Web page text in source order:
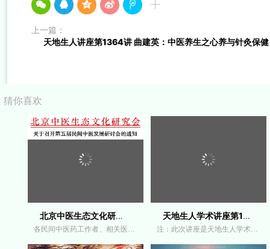
上一篇：
天地生人讲座第1364讲 曲建英：中医养生之心养与针灸保健
猜你喜欢
北京中医生态文化研究会：关于召开第五
各民间中医药工作者、相关医疗机构、中医药健
天地生人学术讲座第1535讲｜黄开斌：实施
注：此次讲座是天地生人学术讲座第1535讲，北京